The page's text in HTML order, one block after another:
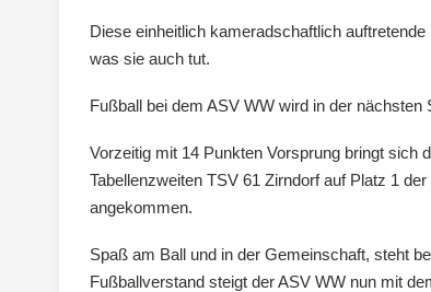
Diese einheitlich kameradschaftlich
was sie auch tut.
Fußball bei dem ASV WW wird in der nächsten
Vorzeitig mit 14 Punkten Vorsprung bringt sich
Tabellenzweiten TSV 61 Zirndorf auf Platz 1
angekommen.
Spaß am Ball und in der Gemeinschaft, steht
Fußballverstand steigt der ASV WW nun mit